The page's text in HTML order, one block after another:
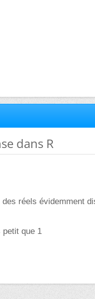
dans R
réels évidemment
que 1